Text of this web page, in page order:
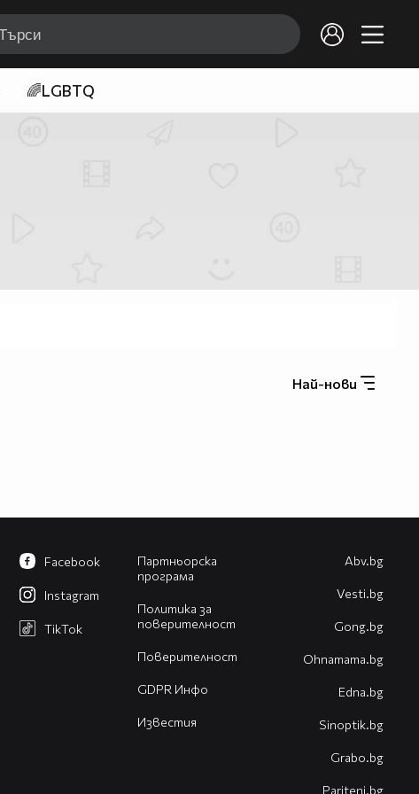
🌈LGBTQ
Най-нови
Партньорска
програма
Политика за
поверителност
Поверителност
GDPR Инфо
Известия
Facebook
Instagram
TikTok
Abv.bg
Vesti.bg
Gong.bg
Оhnamama.bg
Edna.bg
Sinoptik.bg
Grabo.bg
Pariteni.bg